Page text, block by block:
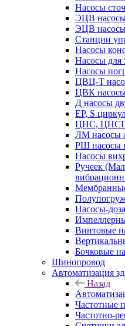
Насосы
ЭЦВ
ЭЦВ насосы
Станции
Насосы
Насосы для
Насосы
ЦВЦ-Т
ЦВК
Д насосы
EP, S
ЦНС, ЦНСГ
ЛМ насосы
РШ насосы
Насосы
Ручеек
Насосы-
Винтовые
Бочковые
Шинопровод
Автоматизация
Назад
Частотные
Частотно-